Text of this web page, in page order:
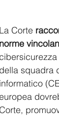
La Corte
norme
della squadra
informatico